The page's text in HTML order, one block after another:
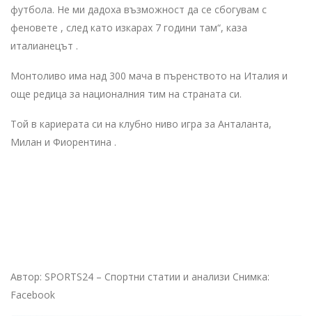
футбола. Не ми дадоха възможност да се сбогувам с
феновете , след като изкарах 7 години там“, каза
италианецът .
Монтоливо има над 300 мача в пъренството на Италия и
още редица за националния тим на страната си.
Той в кариерата си на клубно ниво игра за Анталанта,
Милан и Фиорентина .
Автор: SPORTS24 – Спортни статии и анализи Снимка:
Facebook